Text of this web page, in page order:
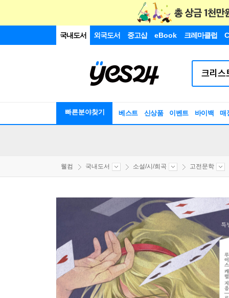
국내도서 외국도서 중고샵 eBook 크레마클럽
빠른분야찾기 베스트 신상품 이벤트 바이백 매
웰컴 국내도서 소설/시/희곡 고전문학